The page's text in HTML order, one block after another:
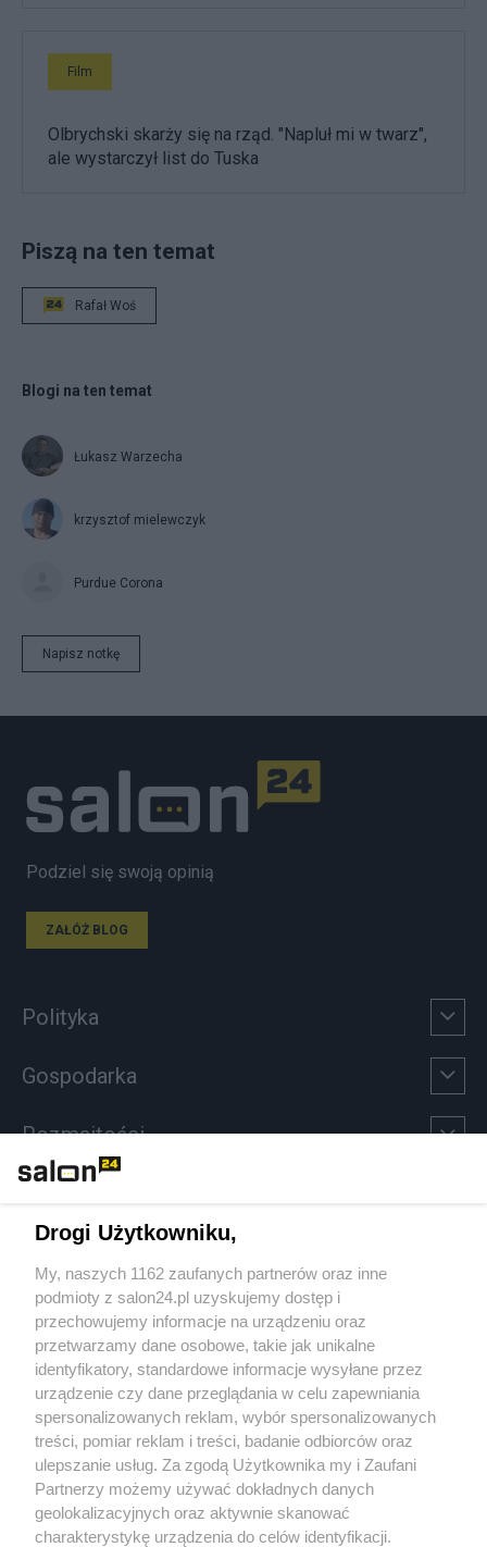
Film
Olbrychski skarży się na rząd. "Napluł mi w twarz",
ale wystarczył list do Tuska
Piszą na ten temat
Rafał Woś
Blogi na ten temat
Łukasz Warzecha
krzysztof mielewczyk
Purdue Corona
Napisz notkę
Podziel się swoją opinią
ZAŁÓŻ BLOG
Polityka
Gospodarka
Rozmaitości
Sport
Społeczeństwo
Kultura
X Facebook Instagram Youtube
Drogi Użytkowniku,
My, naszych 1162 zaufanych partnerów oraz inne
podmioty z salon24.pl uzyskujemy dostęp i
przechowujemy informacje na urządzeniu oraz
przetwarzamy dane osobowe, takie jak unikalne
identyfikatory, standardowe informacje wysyłane przez
urządzenie czy dane przeglądania w celu zapewniania
spersonalizowanych reklam, wybór spersonalizowanych
treści, pomiar reklam i treści, badanie odbiorców oraz
ulepszanie usług. Za zgodą Użytkownika my i Zaufani
Partnerzy możemy używać dokładnych danych
geolokalizacyjnych oraz aktywnie skanować
charakterystykę urządzenia do celów identyfikacji.